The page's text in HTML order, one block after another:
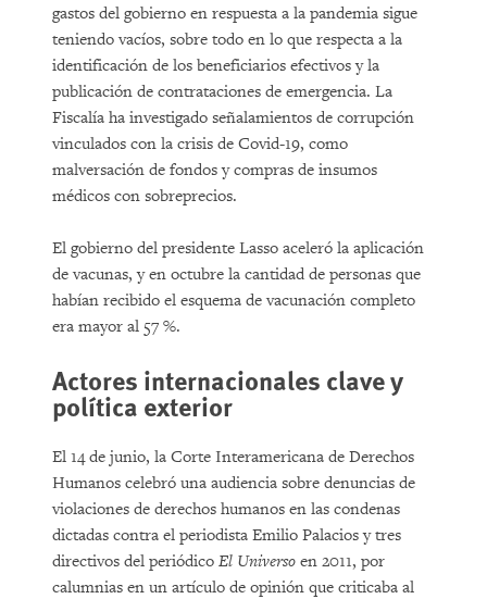
gastos del gobierno en respuesta a la pandemia sigue
teniendo vacíos, sobre todo en lo que respecta a la
identificación de los beneficiarios efectivos y la
publicación de contrataciones de emergencia. La
Fiscalía ha investigado señalamientos de corrupción
vinculados con la crisis de Covid-19, como
malversación de fondos y compras de insumos
médicos con sobreprecios.
El gobierno del presidente Lasso aceleró la aplicación
de vacunas, y en octubre la cantidad de personas que
habían recibido el esquema de vacunación completo
era mayor al 57 %.
Actores internacionales clave y
política exterior
El 14 de junio, la Corte Interamericana de Derechos
Humanos celebró una audiencia sobre denuncias de
violaciones de derechos humanos en las condenas
dictadas contra el periodista Emilio Palacios y tres
directivos del periódico El Universo en 2011, por
calumnias en un artículo de opinión que criticaba al